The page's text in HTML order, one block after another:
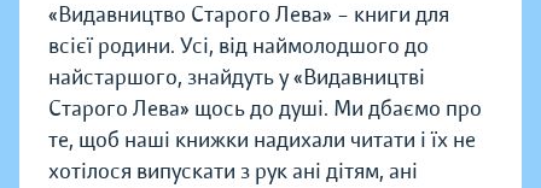
«Видавництво Старого Лева» – книги для
всієї родини. Усі, від наймолодшого до
найстаршого, знайдуть у «Видавництві
Старого Лева» щось до душі. Ми дбаємо про
те, щоб наші книжки надихали читати і їх не
хотілося випускати з рук ані дітям, ані